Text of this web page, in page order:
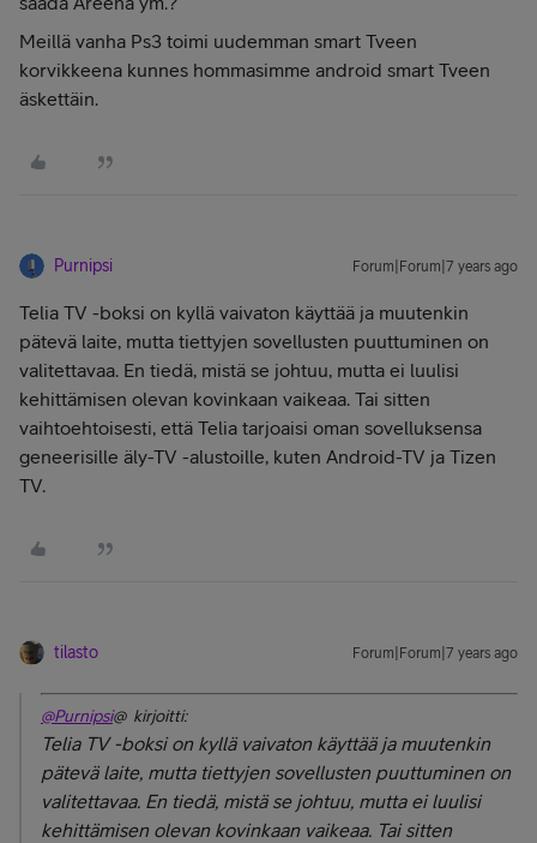
Meillä vanha Ps3 toimi uudemman smart Tveen
korvikkeena kunnes hommasimme android smart Tveen
äskettäin.
Purnipsi Forum|Forum|7 years ago
Telia TV -boksi on kyllä vaivaton käyttää ja muutenkin
pätevä laite, mutta tiettyjen sovellusten puuttuminen on
valitettavaa. En tiedä, mistä se johtuu, mutta ei luulisi
kehittämisen olevan kovinkaan vaikeaa. Tai sitten
vaihtoehtoisesti, että Telia tarjoaisi oman sovelluksensa
geneerisille äly-TV -alustoille, kuten Android-TV ja Tizen
TV.
tilasto Forum|Forum|7 years ago
@Purnipsi@ kirjoitti:
Telia TV -boksi on kyllä vaivaton käyttää ja muutenkin
pätevä laite, mutta tiettyjen sovellusten puuttuminen on
valitettavaa. En tiedä, mistä se johtuu, mutta ei luulisi
kehittämisen olevan kovinkaan vaikeaa. Tai sitten